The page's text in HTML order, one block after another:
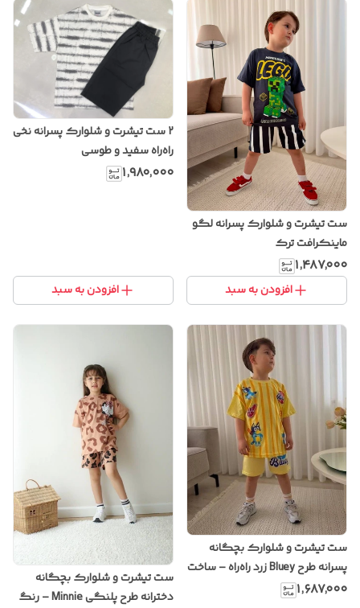
ست تیشرت و شلوارک پسرانه لگو
ماینکرافت ترک
۱٬۴۸۷٬۰۰۰
افزودن به سبد
2 ست تیشرت و شلوارک پسرانه نخی
راه‌راه سفید و طوسی
۱٬۹۸۰٬۰۰۰
افزودن به سبد
ست تیشرت و شلوارک بچگانه
پسرانه طرح Bluey زرد راه‌راه – ساخت
ترکیه
۱٬۶۸۷٬۰۰۰
ست تیشرت و شلوارک بچگانه
دخترانه طرح پلنگی Minnie – رنگ